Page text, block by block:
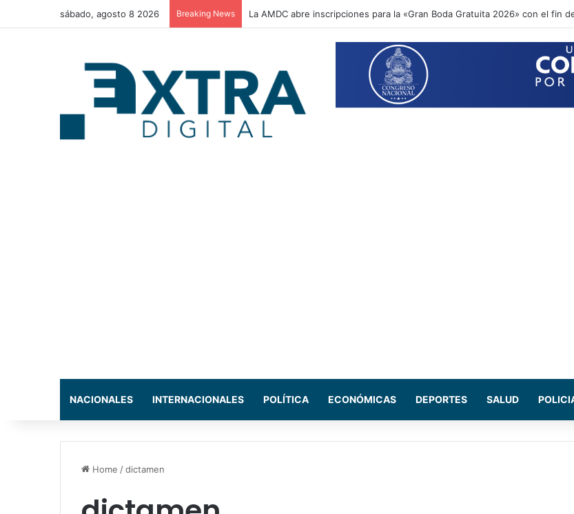
sábado, agosto 8 2026 Breaking News La AMDC abre inscripciones para la «Gran Boda Gratuita 2026» con el fin
NACIONALES INTERNACIONALES POLÍTICA ECONÓMICAS DEPORTES SALUD
Home /dictamen